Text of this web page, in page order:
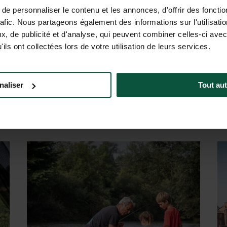
personnaliser le contenu et les annonces, d'offrir des
Nous partageons également des informations sur
de publicité et d'analyse, qui peuvent combiner celles-ci
ont collectées lors de votre utilisation de leurs services.
Tout
DÉCOUVRIR
RÉSERVER
Huttopia Etang de Fouché
Bourgogne - Jura
Du 02/04/2026 au
Huttopia La Plage Blanche
Bourgogne - Jura
Du 23/04/2026 au
Huttopia Le Moulin
Drôme - Ardèche
Du 30/04/2026 au
Huttopia Royat
Rhône - Auvergne
Du 02/04/2026 au